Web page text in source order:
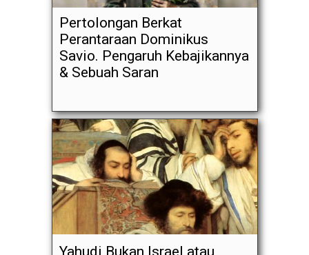
Pertolongan Berkat
Perantaraan Dominikus
Savio. Pengaruh Kebajikannya
& Sebuah Saran
Yahudi Bukan Israel atau